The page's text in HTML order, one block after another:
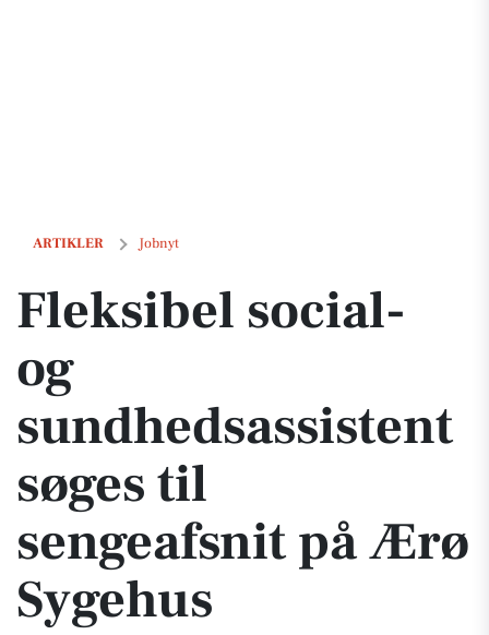
ARTIKLER Jobnyt
Fleksibel social- og sundhedsassistent søges til sengeafsnit på Ærø
Fleksibel social-
og
sundhedsassistent
søges til
sengeafsnit på Ærø
Sygehus